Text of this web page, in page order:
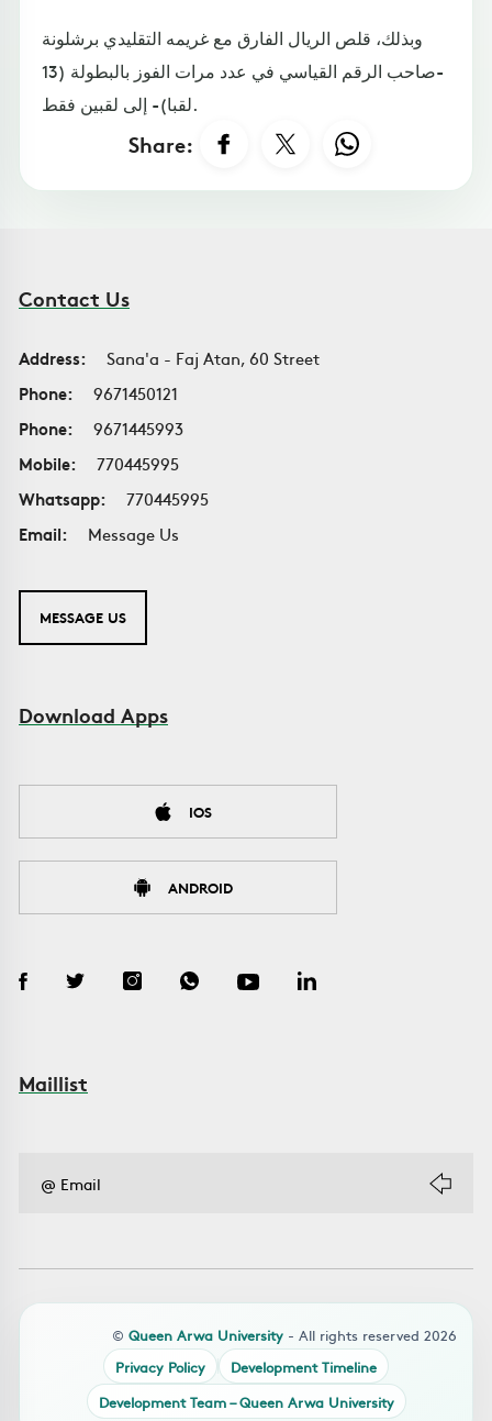
وبذلك، قلص الريال الفارق مع غريمه التقليدي برشلونة
-صاحب الرقم القياسي في عدد مرات الفوز بالبطولة (13
لقبا)- إلى لقبين فقط.
Share:
Contact Us
Address:
Sana'a - Faj Atan, 60 Street
Phone:
9671450121
Phone:
9671445993
Mobile:
770445995
Whatsapp:
770445995
Email:
Message Us
MESSAGE US
Download Apps
IOS
ANDROID
Maillist
© Queen Arwa University - All rights reserved 2026
Privacy Policy
Development Timeline
Development Team – Queen Arwa University